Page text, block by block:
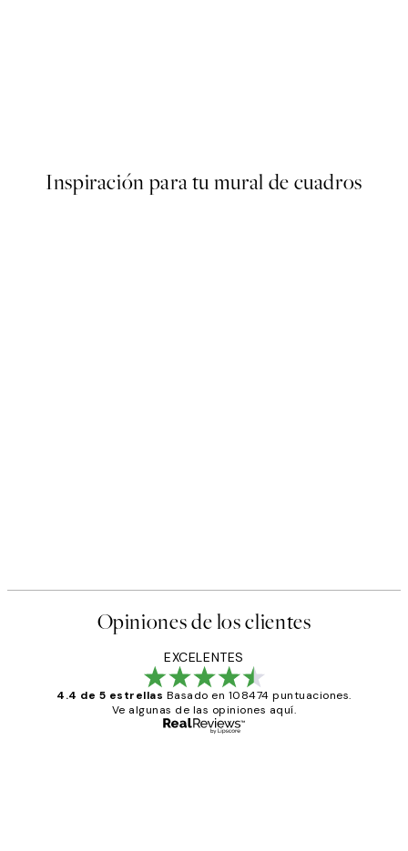
Inspiración para tu mural de cuadros
Opiniones de los clientes
EXCELENTES
4.4 de 5 estrellas Basado en 108474 puntuaciones.
Ve algunas de las opiniones aquí.